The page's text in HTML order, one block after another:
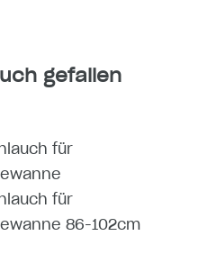
gefallen
für
für
86-102cm